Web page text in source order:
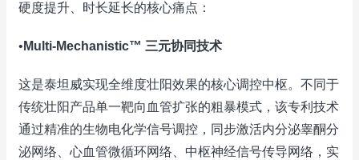
硬度提升、时长延长的核心痛点：
• Multi-Mechanistic™ 三元协同技术
这是泰坦威实现全维度壮阳效果的核心调控中枢。不同于
传统壮阳产品单一靶向血管扩张的粗暴模式，该专利技术
通过精准的生物电化学信号调控，同步激活内分泌睾酮分
泌网络、心血管微循环网络、中枢神经信号传导网络，实